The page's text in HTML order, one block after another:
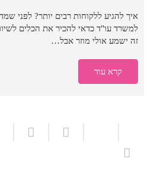
איך להגיע ללקוחות רבים יותר? לפני
למשרד עו"ד כדאי להכיר את הכלים
זה ישמע אולי מוזר אבל…
קרא עוד